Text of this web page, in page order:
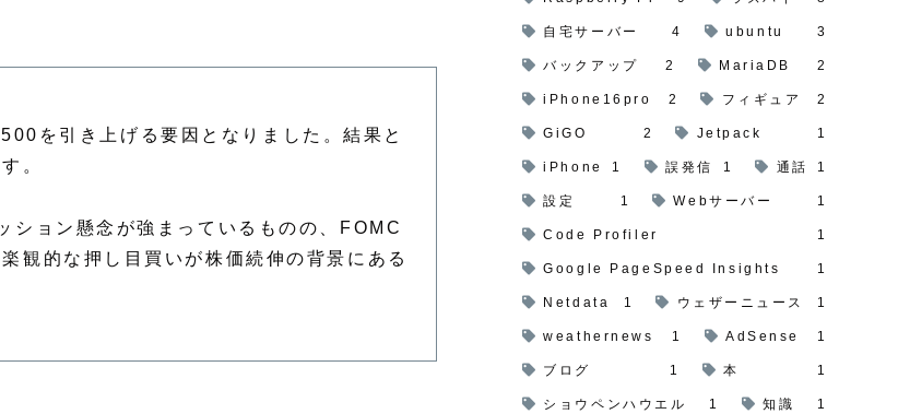
を引き上げる要因となりました。結果と
。
ション懸念が強まっているものの、FOMC
観的な押し目買いが株価続伸の背景にある
自宅サーバー 4 ubuntu 3
バックアップ 2 MariaDB 2
iPhone16pro 2 フィギュア 2
GiGO 2 Jetpack 1
iPhone 1 誤発信 1 通話 1
設定 1 Webサーバー 1
Code Profiler 1
Google PageSpeed Insights 1
Netdata 1 ウェザーニュース 1
weathernews 1 AdSense 1
ブログ 1 本 1
ショウペンハウエル 1 知識 1